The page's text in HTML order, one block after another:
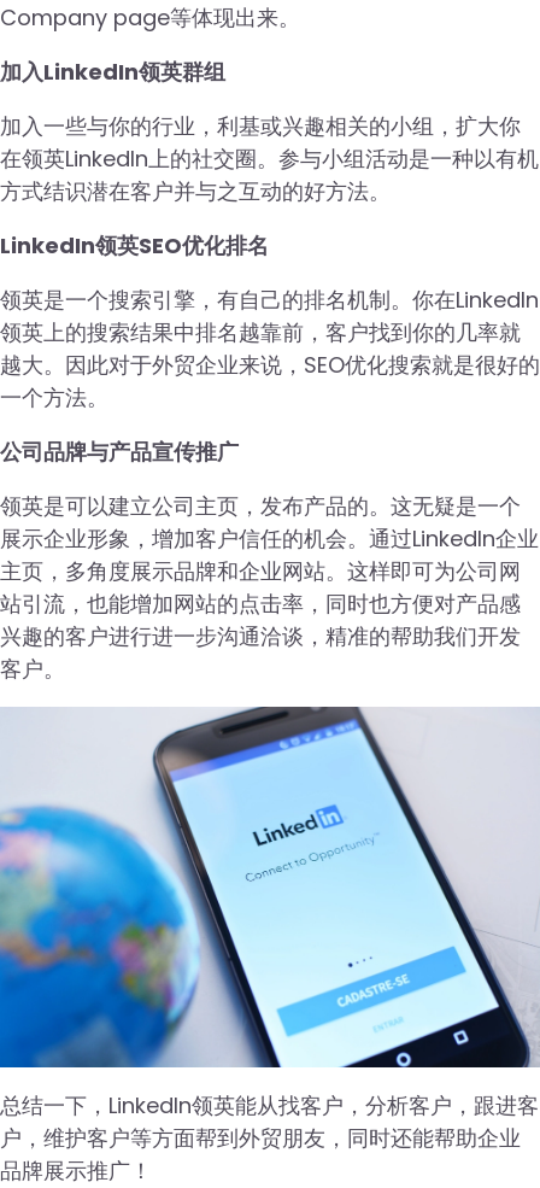
Company page等体现出来。
加入LinkedIn领英群组
加入一些与你的行业，利基或兴趣相关的小组，扩大你
在领英LinkedIn上的社交圈。参与小组活动是一种以有机
方式结识潜在客户并与之互动的好方法。
LinkedIn领英SEO优化排名
领英是一个搜索引擎，有自己的排名机制。你在LinkedIn
领英上的搜索结果中排名越靠前，客户找到你的几率就
越大。因此对于外贸企业来说，SEO优化搜索就是很好的
一个方法。
公司品牌与产品宣传推广
领英是可以建立公司主页，发布产品的。这无疑是一个
展示企业形象，增加客户信任的机会。通过LinkedIn企业
主页，多角度展示品牌和企业网站。这样即可为公司网
站引流，也能增加网站的点击率，同时也方便对产品感
兴趣的客户进行进一步沟通洽谈，精准的帮助我们开发
客户。
总结一下，LinkedIn领英能从找客户，分析客户，跟进客
户，维护客户等方面帮到外贸朋友，同时还能帮助企业
品牌展示推广！